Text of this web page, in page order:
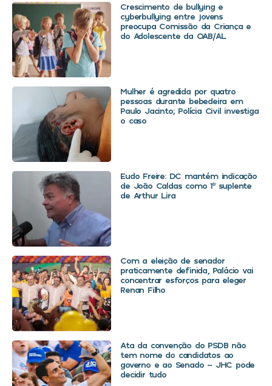
Crescimento de bullying e
cyberbullying entre jovens
preocupa Comissão da Criança e
do Adolescente da OAB/AL
Mulher é agredida por quatro
pessoas durante bebedeira em
Paulo Jacinto; Polícia Civil investiga
o caso
Eudo Freire: DC mantém indicação
de João Caldas como 1º suplente
de Arthur Lira
Com a eleição de senador
praticamente definida, Palácio vai
concentrar esforços para eleger
Renan Filho
Ata da convenção do PSDB não
tem nome do candidatos ao
governo e ao Senado – JHC pode
decidir tudo